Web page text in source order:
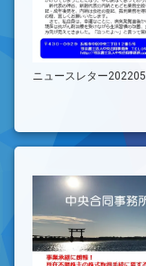
ニュースレター202205